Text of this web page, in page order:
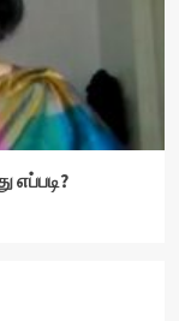
எப்படி?